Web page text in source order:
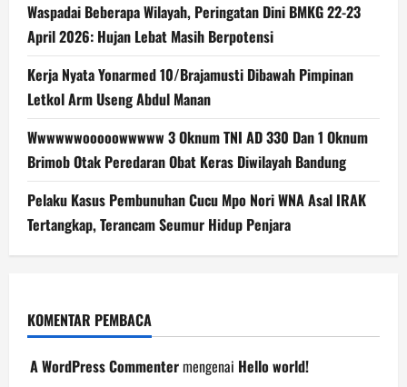
Waspadai Beberapa Wilayah, Peringatan Dini BMKG 22-23
April 2026: Hujan Lebat Masih Berpotensi
Kerja Nyata Yonarmed 10/Brajamusti Dibawah Pimpinan
Letkol Arm Useng Abdul Manan
Wwwwwwooooowwwww 3 Oknum TNI AD 330 Dan 1 Oknum
Brimob Otak Peredaran Obat Keras Diwilayah Bandung
Pelaku Kasus Pembunuhan Cucu Mpo Nori WNA Asal IRAK
Tertangkap, Terancam Seumur Hidup Penjara
KOMENTAR PEMBACA
A WordPress Commentermengenai Hello world!